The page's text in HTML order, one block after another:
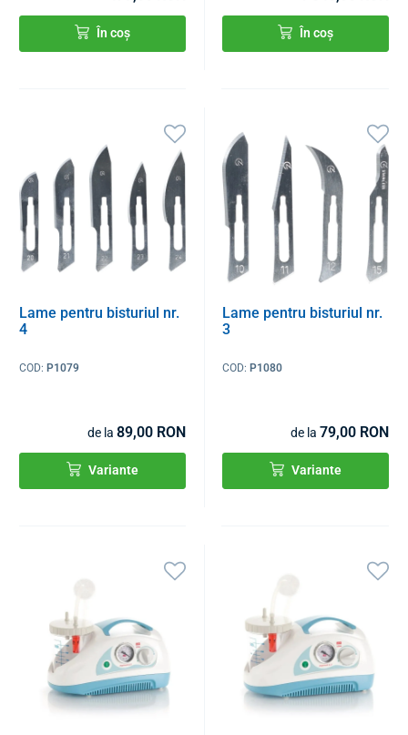
În coș În coș
Lame pentru bisturiul nr.
4
COD: P1079
de la 89,00 RON
Variante
Lame pentru bisturiul nr.
3
COD:P1080
de la 79,00 RON
Variante